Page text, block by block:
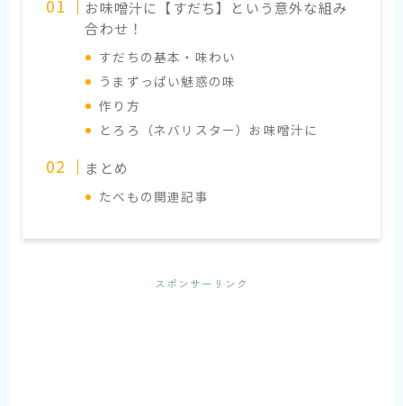
お味噌汁に【すだち】という意外な組み
合わせ！
すだちの基本・味わい
うまずっぱい魅惑の味
作り方
とろろ（ネバリスター）お味噌汁に
まとめ
たべもの関連記事
スポンサーリンク